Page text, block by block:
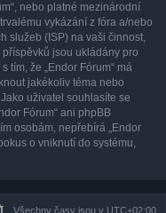
nebo platné mezinárodní
vykázání z fóra a/nebo
služeb (ISP) na vaši činnost,
jsou ukládány pro
tím, že „Endor Fórum“ má
jakékoliv téma nebo
uživatel souhlasíte se
Fórum“ ani phpBB
osobám, nepřebírá „Endor
o vniknutí do systému,
Všechny časy jsou v UTC+02:00